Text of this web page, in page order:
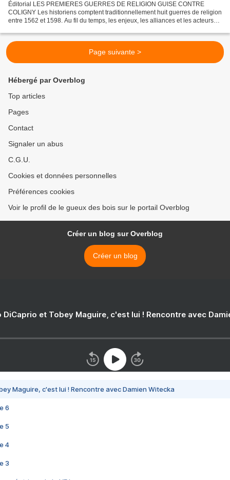
Éditorial LES PREMIERES GUERRES DE RELIGION GUISE CONTRE
COLIGNY Les historiens comptent traditionnellement huit guerres de religion
entre 1562 et 1598. Au fil du temps, les enjeux, les alliances et les acteurs
Page suivante >
Hébergé par Overblog
Top articles
Pages
Contact
Signaler un abus
C.G.U.
Cookies et données personnelles
Préférences cookies
Voir le profil de le gueux des bois sur le portail Overblog
Créer un blog sur Overblog
Créer un blog
DiCaprio et Tobey Maguire, c'est lui ! Rencontre avec
Maguire, c'est lui ! Rencontre avec Damien Witecka
6
5
4
3